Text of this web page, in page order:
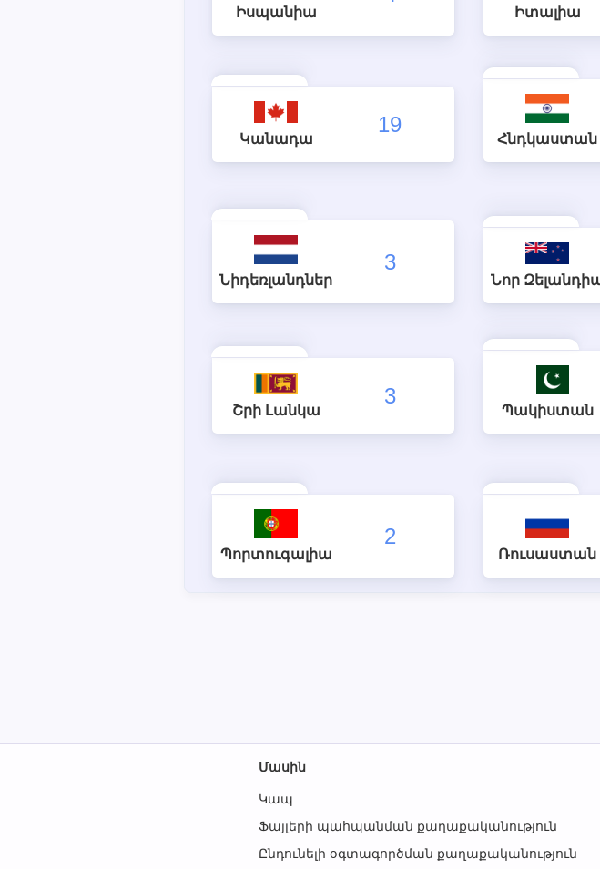
Իսպանիա Իտալիա
Կանադա
19
Հնդկաստան
Նիդեռլանդներ
3
Նոր
Շրի Լանկա
3
Պակիստան
Պորտուգալիա
2
Ռուսաստան
Մասին
Կապ
Ֆայլերի պահպանման քաղաքականություն
Ընդունելի օգտագործման քաղաքականություն